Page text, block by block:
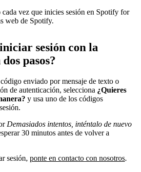
vez que inicies sesión en Spotify for
web de Spotify.
sesión con la
pasos?
enviado por mensaje de texto o
de autenticación, selecciona ¿Quieres
y usa uno de los códigos
Demasiados intentos, inténtalo de nuevo
30 minutos antes de volver a
sesión, ponte en contacto con nosotros.